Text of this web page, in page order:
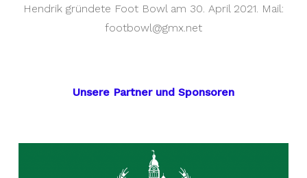
Hendrik gründete Foot Bowl am 30. April 2021. Mail:
footbowl@gmx.net
Unsere Partner und Sponsoren